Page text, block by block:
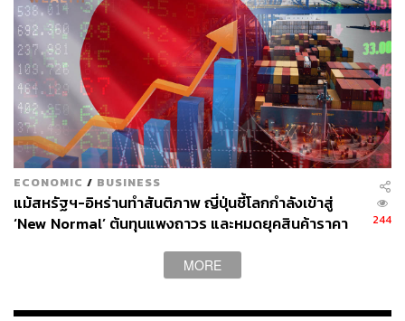
ECONOMIC / BUSINESS
แม้สหรัฐฯ-อิหร่านทำสันติภาพ ญี่ปุ่นชี้โลกกำลังเข้าสู่
‘New Normal’ ต้นทุนแพงถาวร และหมดยุคสินค้าราคา
244
MORE